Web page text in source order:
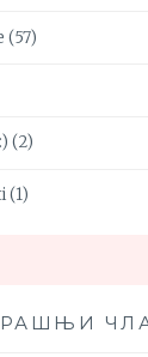
(57)
(2)
(1)